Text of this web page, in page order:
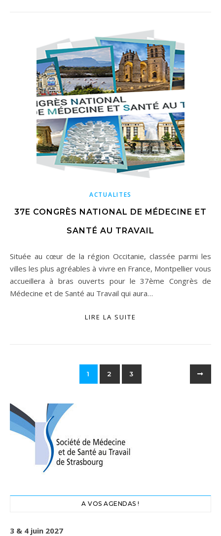
ACTUALITES
37E CONGRÈS NATIONAL DE MÉDECINE ET
SANTÉ AU TRAVAIL
Située au cœur de la région Occitanie, classée parmi les
villes les plus agréables à vivre en France, Montpellier vous
accueillera à bras ouverts pour le 37ème Congrès de
Médecine et de Santé au Travail qui aura…
LIRE LA SUITE
1 2 3
A VOS AGENDAS !
3 & 4 juin 2027